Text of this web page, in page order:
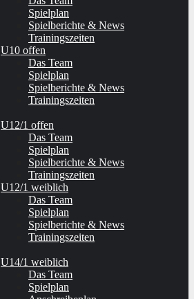
Spielplan
Spielberichte & News
Trainingszeiten
U10 offen
Das Team
Spielplan
Spielberichte & News
Trainingszeiten
U12/1 offen
Das Team
Spielplan
Spielberichte & News
Trainingszeiten
U12/1 weiblich
Das Team
Spielplan
Spielberichte & News
Trainingszeiten
U14/1 weiblich
Das Team
Spielplan